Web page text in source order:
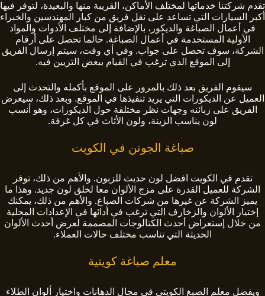
تقدم شركتنا خدماتها لمختلف الأماكن، القريبة منها والبعيدة، لتوفر فيها
أكبر السيارات التي تساعد على نقل فريق من كبار المهندسين والخبراء
في أعمال الصباغة والديكور، بالإضافة إلى مختلف الأدوات والمواد
الأولية المستخدمة في أعمال الصباغة. حالما تحصل على أرقام
الشركة، سوف تحصل على جواب. وفي أي وقت، سيتم إرسال الفريق
إلى الموقع الذي ترغب في القيام ببعض التزيين فيه.
سيقوم الفريق بعد ذلك بالمرور على الموقع بأكمله والتحدث إلى
العميل عن الديكورات التي يريد تنفيذها في الموقع. وبعد ذلك، سيعرض
الفريق على زبائنه وجهات نظر مختلفة حول الديكورات، وهو أنسب
لون يناسب الزينة، ولون الأثاث في كل غرفة.
صباغة الجوتن في الكويت
تقدم في الكويت افضل لون حديث للزبون. والأهم من ذلك، توفر
الشركة للعميل القدرة على مزج الألوان معا لخلق لون جديد. وهذا ما
يميز الشركة عن غيرها من شركات الصباغ. والأهم من ذلك، يمكنك
إختيار الألوان والزخارف التي ترغب في أدائها في الإعدادات المحلية
من خلال إستعراض أحدث الكتالوجات المصممة لعرض أحدث الألوان
الحديثة التي تناسب مختلف حالات العملاء.
معلم صباغة كويتية
ويفضل معلم الصبغ الكويتي في مجال الدهانات واختيار ألوان الطلاء